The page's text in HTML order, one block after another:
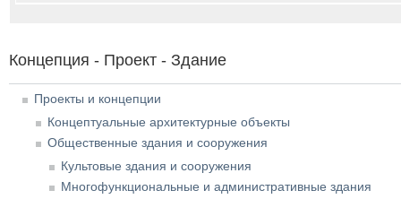
Концепция - Проект - Здание
Проекты и концепции
Концептуальные архитектурные объекты
Общественные здания и сооружения
Культовые здания и сооружения
Многофункциональные и административные здания